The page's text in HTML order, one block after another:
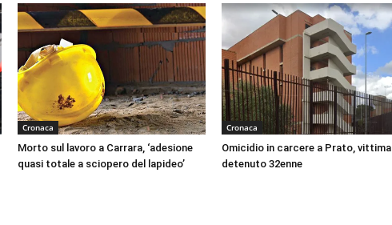
Cronaca
Morto sul lavoro a Carrara, ‘adesione
quasi totale a sciopero del lapideo’
Cronaca
Omicidio in carcere a Prato, vittima
detenuto 32enne